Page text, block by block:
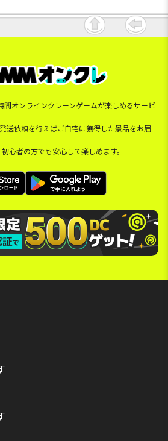
間オンラインクレーンゲームが楽しめるサービ
送依頼を行えばご自宅に獲得した景品をお届
心者の方でも安心して楽しめます。